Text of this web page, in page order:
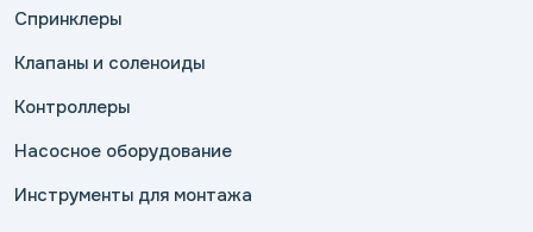
Спринклеры
Клапаны и соленоиды
Контроллеры
Насосное оборудование
Инструменты для монтажа